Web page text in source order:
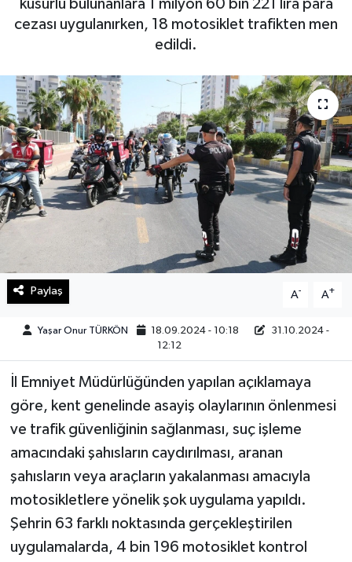
kusurlu bulunanlara 1 milyon 60 bin 221 lira para
cezası uygulanırken, 18 motosiklet trafikten men
edildi.
Paylaş A- A+
Yaşar Onur TÜRKÖN 18.09.2024 - 10:18
31.10.2024 -
12:12
İl Emniyet Müdürlüğünden yapılan açıklamaya
göre, kent genelinde asayiş olaylarının önlenmesi
ve trafik güvenliğinin sağlanması, suç işleme
amacındaki şahısların caydırılması, aranan
şahısların veya araçların yakalanması amacıyla
motosikletlere yönelik şok uygulama yapıldı.
Şehrin 63 farklı noktasında gerçekleştirilen
uygulamalarda, 4 bin 196 motosiklet kontrol
Haberde İnsan
Magazin
Manşet Altı
Manşetler
Resmi İlan
Spor
Teknoloji
Yaşam
KAHRAMANMARAŞ